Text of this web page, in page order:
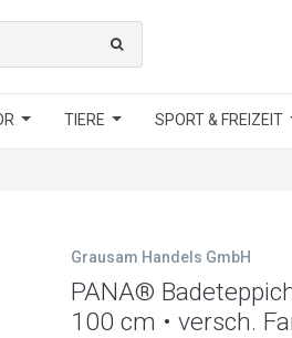
TIERE SPORT & FREIZEIT
Grausam Handels GmbH
PANA®
100 cm • versch.